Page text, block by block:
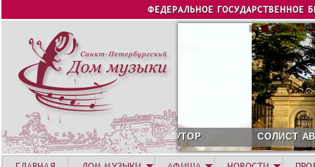
Jump to navigation
ФЕДЕРАЛЬНОЕ ГОСУДАРСТВЕННОЕ
СОЛИСТ АВГУСТА 2026 -